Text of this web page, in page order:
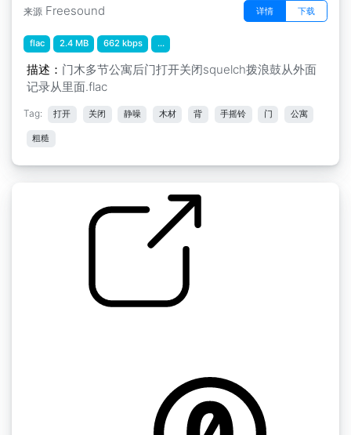
来源 Freesound 详情 下载
flac 2.4 MB 662 kbps ...
描述： 门木多节公寓后门打开关闭squelch拨浪鼓从外面
记录从里面.flac
Tag: 打开 关闭 静噪 木材 背 手摇铃 门 公寓
粗糙